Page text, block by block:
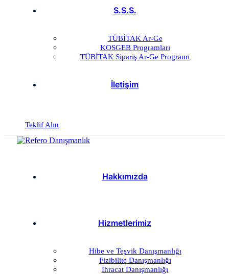
S.S.S.
TÜBİTAK Ar-Ge
KOSGEB Programları
TÜBİTAK Sipariş Ar-Ge Programı
İletişim
Teklif Alın
Hakkımızda
Hizmetlerimiz
Hibe ve Teşvik Danışmanlığı
Fizibilite Danışmanlığı
İhracat Danışmanlığı